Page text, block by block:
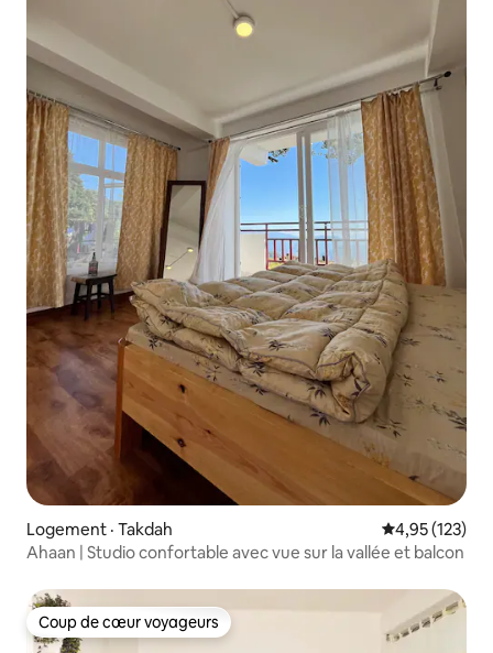
Logement · Takdah Note
4,95 (123)
Ahaan | Studio confortable avec vue sur la vallée et balcon
Coup de cœur voyageurs
Coup de cœur voyageurs